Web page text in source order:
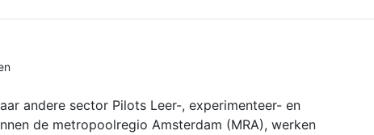
andere sector Pilots Leer-, experimenteer- en
de metropoolregio Amsterdam (MRA), werken